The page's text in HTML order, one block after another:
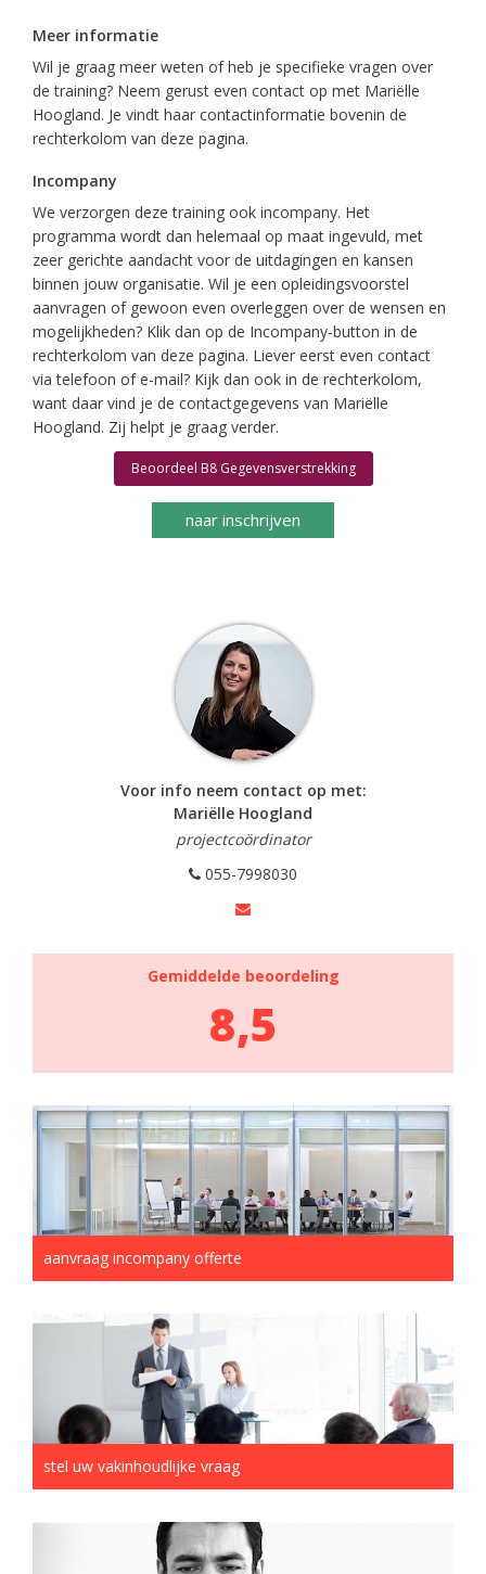
Meer informatie
Wil je graag meer weten of heb je specifieke vragen over
de training? Neem gerust even contact op met Mariëlle
Hoogland. Je vindt haar contactinformatie bovenin de
rechterkolom van deze pagina.
Incompany
We verzorgen deze training ook incompany. Het
programma wordt dan helemaal op maat ingevuld, met
zeer gerichte aandacht voor de uitdagingen en kansen
binnen jouw organisatie. Wil je een opleidingsvoorstel
aanvragen of gewoon even overleggen over de wensen en
mogelijkheden? Klik dan op de Incompany-button in de
rechterkolom van deze pagina. Liever eerst even contact
via telefoon of e-mail? Kijk dan ook in de rechterkolom,
want daar vind je de contactgegevens van Mariëlle
Hoogland. Zij helpt je graag verder.
Beoordeel B8 Gegevensverstrekking
naar inschrijven
Voor info neem contact op met:
Mariëlle Hoogland
projectcoördinator
055-7998030
Gemiddelde beoordeling
8,5
aanvraag incompany offerte
stel uw vakinhoudlijke vraag